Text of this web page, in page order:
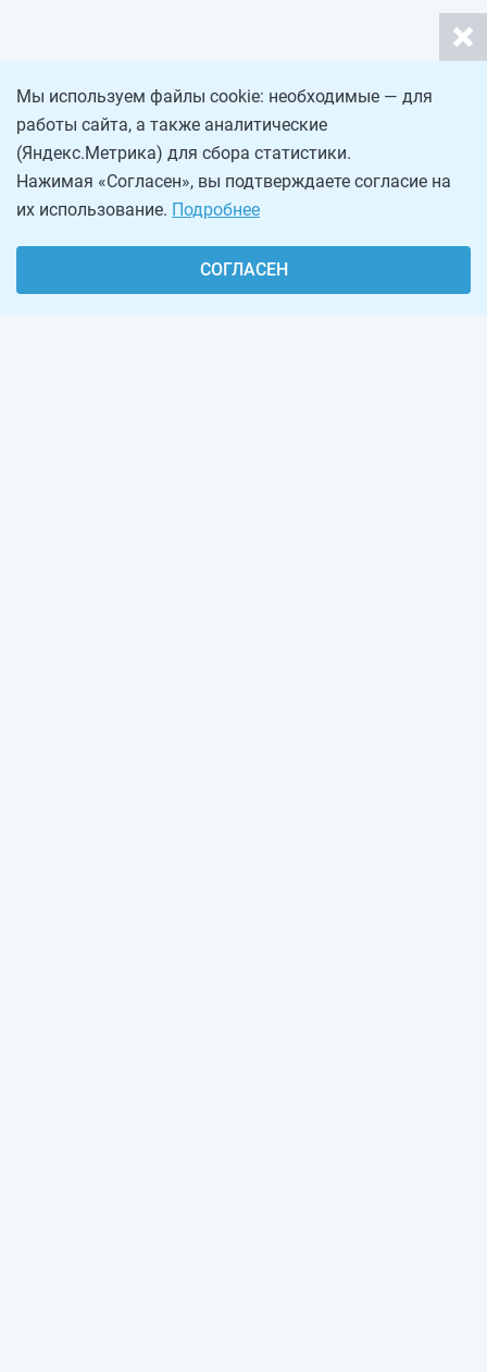
Мы используем файлы cookie: необходимые — для
работы сайта, а также аналитические
(Яндекс.Метрика) для сбора статистики.
Нажимая «Согласен», вы подтверждаете согласие на
их использование. Подробнее
СОГЛАСЕН